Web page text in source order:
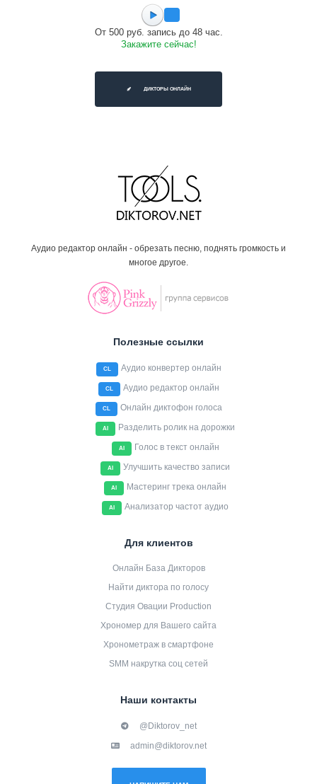
От 500 руб. запись до 48 час.
Закажите сейчас!
ДИКТОРЫ ОНЛАЙН
Аудио редактор онлайн - обрезать песню, поднять громкость и
многое другое.
Полезные ссылки
CL Аудио конвертер онлайн
CL Аудио редактор онлайн
CL Онлайн диктофон голоса
AI Разделить ролик на дорожки
AI Голос в текст онлайн
AI Улучшить качество записи
AI Мастеринг трека онлайн
AI Анализатор частот аудио
Для клиентов
Онлайн База Дикторов
Найти диктора по голосу
Студия Овации Production
Хрономер для Вашего сайта
Хронометраж в смартфоне
SMM накрутка соц сетей
Наши контакты
@Diktorov_net
admin@diktorov.net